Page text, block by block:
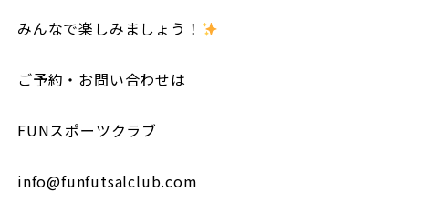
みんなで楽しみましょう！
ご予約・お問い合わせは
FUNスポーツクラブ
info@funfutsalclub.com